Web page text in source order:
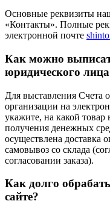
Основные реквизиты
«Контакты». Полные
электронной почте
Как можно
юридического
Для выставления Счета
организации на
укажите, на какой
получения денежных
осуществлена доставка
самовывоз со склада
согласовании заказа).
Как долго
сайте?